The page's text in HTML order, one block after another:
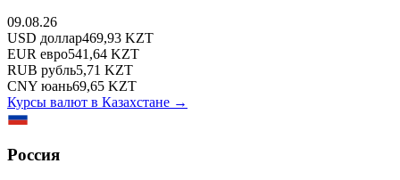
09.08.26
USD доллар469,93 KZT
EUR евро541,64 KZT
RUB рубль5,71 KZT
CNY юань69,65 KZT
Курсы валют в Казахстане →
Россия